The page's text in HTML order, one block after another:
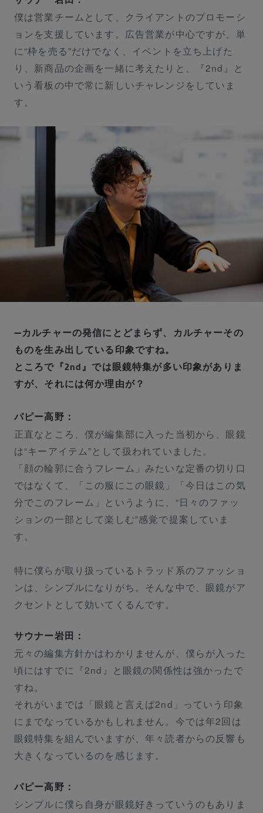
僕は営業チームとして、クライアントのプロモーシ
ョンを支援しています。広告営業が中心ですが、単
に“枠を売る”だけでなく、イベントを立ち上げた
り、新商品の企画を一緒に考えたりと、『2nd』と
いう看板の中で常に新しいチャレンジをしていま
す。
カルチャーの発信にとどまらず、カルチャーその
ものを生み出している印象ですね。
ところで『2nd』では眼鏡特集が多い印象がありま
すが、それには何か理由が？
パピー高野：
正直なところ、僕が編集部に入った当初から、眼鏡
は“キーアイテム”として扱われていました。
「顔の輪郭に合うフレーム」みたいな定番の切り口
ではなくて、「この服にこの眼鏡」「今日はこの気
分でこのフレーム」というように、“日々のファッ
ションの一部として楽しむ”感覚で提案していま
す。
特に僕らが取り扱っているトラッド系のファッショ
ンは、シンプルになりがち。そんな中で、眼鏡がア
クセントとして効いてくるんです。
サウナー岩田：
元々の編集方針かはわかりませんが、僕らが入った
頃にはすでに『2nd』と眼鏡の関係性は強かったで
すね。
それがいまでは「眼鏡と言えば2nd」っていう印象
にまでなっているかもしれません。今では年2回は
眼鏡特集を組んでいますが、年々読者からの反響も
大きくなっているのを感じます。
パピー高野：
シンプルに僕ら自身が眼鏡好きっていうのもありま